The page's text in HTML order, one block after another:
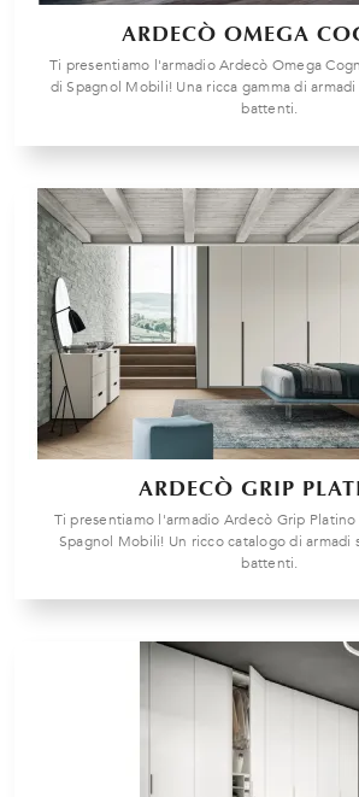
ARDECÒ OMEGA
Ti presentiamo l'armadio Ardecò Omega
di Spagnol Mobili! Una ricca gamma di
battenti.
ARDECÒ GRIP
Ti presentiamo l'armadio Ardecò Grip
Spagnol Mobili! Un ricco catalogo di armadi
battenti.